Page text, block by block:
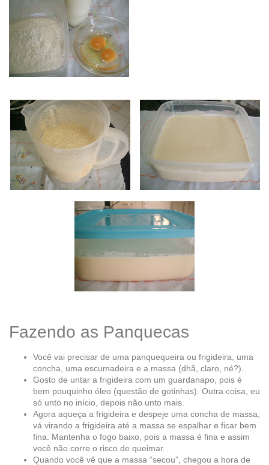
Fazendo as Panquecas
Você vai precisar de uma panquequeira ou frigideira, uma
concha, uma escumadeira e a massa (dhã, claro, né?).
Gosto de untar a frigideira com um guardanapo, pois é
bem pouquinho óleo (questão de gotinhas). Outra coisa, eu
só unto no início, depois não unto mais.
Agora aqueça a frigideira e despeje uma concha de massa,
vá virando a frigideira até a massa se espalhar e ficar bem
fina. Mantenha o fogo baixo, pois a massa é fina e assim
você não corre o risco de queimar.
Quando você vê que a massa “secou”, chegou a hora de